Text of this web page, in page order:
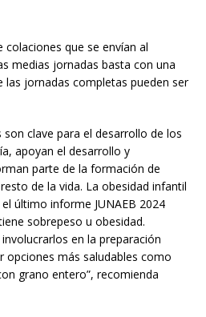
que se envían al
medias jornadas basta con una
las jornadas completas pueden ser
son clave para el desarrollo de los
apoyan el desarrollo y
parte de la formación de
de la vida. La obesidad infantil
último informe JUNAEB 2024
sobrepeso u obesidad.
en la preparación
opciones más saludables como
grano entero”, recomienda